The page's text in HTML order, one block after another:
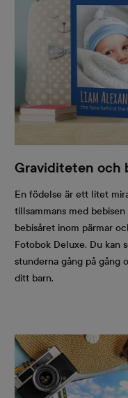
Graviditeten och
En födelse är ett litet
tillsammans med
bebisåret inom pärmar
Fotobok Deluxe. Du kan
stunderna gång på gång
ditt barn.